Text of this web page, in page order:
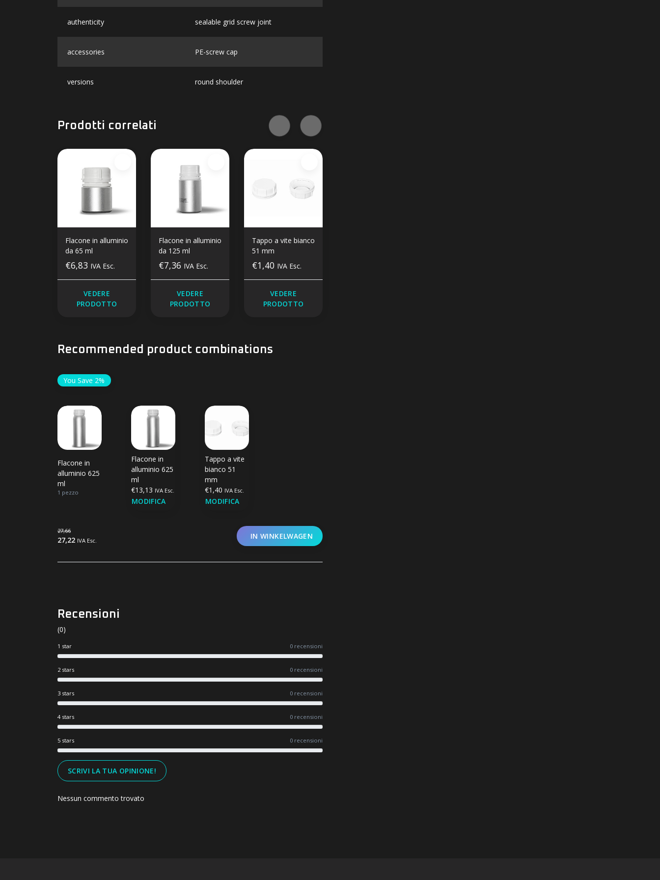
authenticity sealable grid screw joint
accessories PE-screw cap
versions round shoulder
Prodotti correlati
Flacone in alluminio
da 65 ml
€6,83 IVA Esc.
VEDERE
PRODOTTO
Flacone in alluminio
da 125 ml
€7,36 IVA Esc.
VEDERE
PRODOTTO
Tappo a vite bianco
51 mm
€1,40 IVA Esc.
VEDERE
PRODOTTO
Recommended product combinations
You Save 2%
Flacone in
alluminio 625
ml
1 pezzo
Flacone in
alluminio 625
ml
€13,13 IVA Esc.
MODIFICA
Tappo a vite
bianco 51
mm
€1,40 IVA Esc.
MODIFICA
27,66
27,22 IVA Esc. IN WINKELWAGEN
Recensioni
(0)
1 star 0 recensioni
2 stars 0 recensioni
3 stars 0 recensioni
4 stars 0 recensioni
5 stars 0 recensioni
SCRIVI LA TUA OPINIONE!
Nessun commento trovato